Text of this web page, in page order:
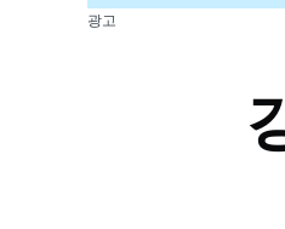
광고